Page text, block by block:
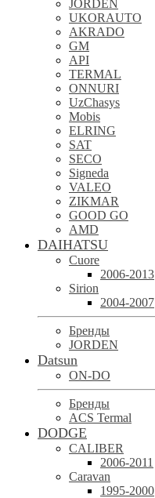
JORDEN
UKORAUTO
AKRADO
GM
API
TERMAL
ONNURI
UzChasys
Mobis
ELRING
SAT
SECO
Signeda
VALEO
ZIKMAR
GOOD GO
AMD
DAIHATSU
Cuore
2006-2013
Sirion
2004-2007
Бренды
JORDEN
Datsun
ON-DO
Бренды
ACS Termal
DODGE
CALIBER
2006-2011
Caravan
1995-2000